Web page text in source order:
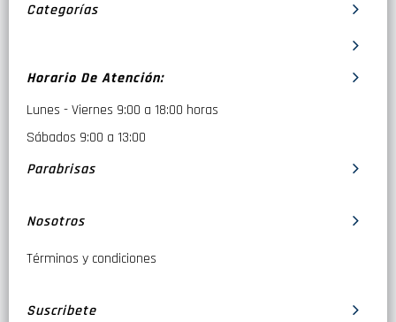
Categorías
Horario De Atención:
Lunes - Viernes 9:00 a 18:00 horas
Sábados 9:00 a 13:00
Parabrisas
Nosotros
Términos y condiciones
Suscribete